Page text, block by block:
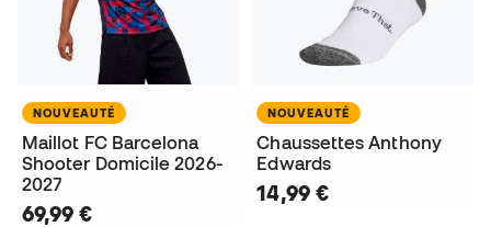
NOUVEAUTÉ
Maillot FC Barcelona
Shooter Domicile 2026-
2027
69,99 €
NOUVEAUTÉ
Chaussettes Anthony
Edwards
14,99 €